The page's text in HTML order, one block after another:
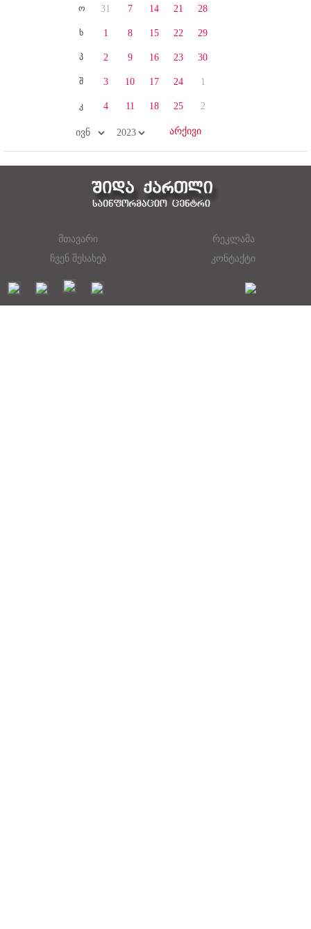
ო
ხ
პ
შ
კ
31
1
2
3
4
7
8
9
10
11
14
15
16
17
18
21
22
23
24
25
28
29
30
1
2
მთავარი
რეკლამა
ჩვენ შესახებ
კონტაქტი